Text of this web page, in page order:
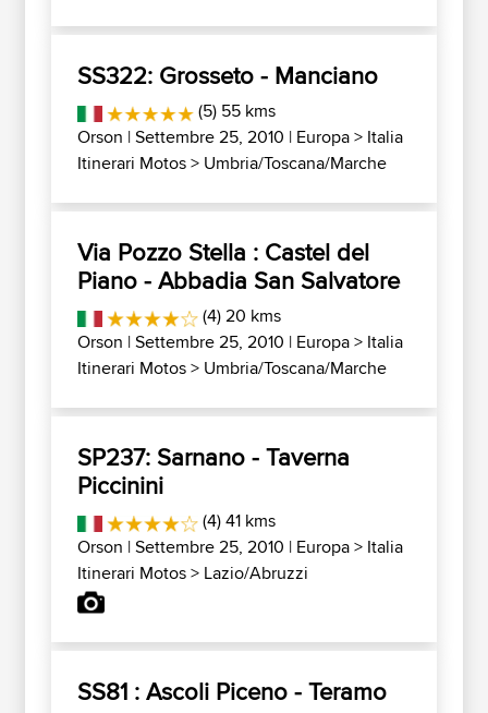
SS322: Grosseto - Manciano
(5) 55 kms
Orson | Settembre 25, 2010 | Europa> Italia
Itinerari Motos> Umbria/Toscana/Marche
Via Pozzo Stella : Castel del
Piano - Abbadia San Salvatore
(4) 20 kms
Orson | Settembre 25, 2010 | Europa> Italia
Itinerari Motos> Umbria/Toscana/Marche
SP237: Sarnano - Taverna
Piccinini
(4) 41 kms
Orson | Settembre 25, 2010 | Europa> Italia
Itinerari Motos> Lazio/Abruzzi
SS81 : Ascoli Piceno - Teramo